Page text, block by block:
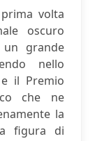
volta
oscuro
grande
nello
il Premio
che ne
la
figura di